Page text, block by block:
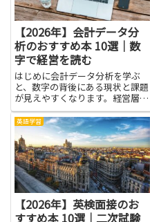
【2026年】会計データ分
析のおすすめ本 10選｜数
字で経営を読む
はじめに会計データ分析を学ぶ
と、数字の背後にある現状と課題
が見えやすくなります。経営層だ
けでなく現場の担当者にとって
も、売上や費用の仕組みを理解す
る力は意思決定の土台になるでし
ょう。会計データ分析の考え方を
身につければ、日々の取引データ
から...
英語学習
【2026年】英検面接のお
すすめ本 10選｜二次試験